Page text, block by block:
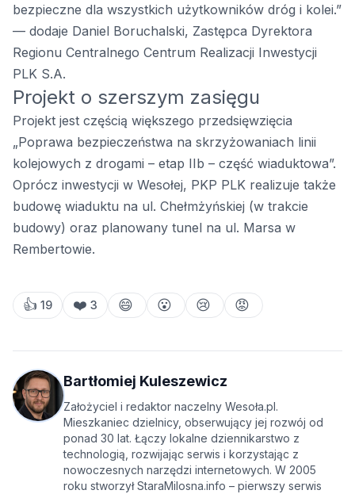
bezpieczne dla wszystkich użytkowników dróg i kolei.”
— dodaje Daniel Boruchalski, Zastępca Dyrektora
Regionu Centralnego Centrum Realizacji Inwestycji
PLK S.A.
Projekt o szerszym zasięgu
Projekt jest częścią większego przedsięwzięcia
„Poprawa bezpieczeństwa na skrzyżowaniach linii
kolejowych z drogami – etap IIb – część wiaduktowa”.
Oprócz inwestycji w Wesołej, PKP PLK realizuje także
budowę wiaduktu na ul. Chełmżyńskiej (w trakcie
budowy) oraz planowany tunel na ul. Marsa w
Rembertowie.
👍 19 ❤️ 3 😄 😮 😢 😡
Bartłomiej Kuleszewicz
Założyciel i redaktor naczelny Wesoła.pl.
Mieszkaniec dzielnicy, obserwujący jej rozwój od
ponad 30 lat. Łączy lokalne dziennikarstwo z
technologią, rozwijając serwis i korzystając z
nowoczesnych narzędzi internetowych. W 2005
roku stworzył StaraMilosna.info – pierwszy serwis